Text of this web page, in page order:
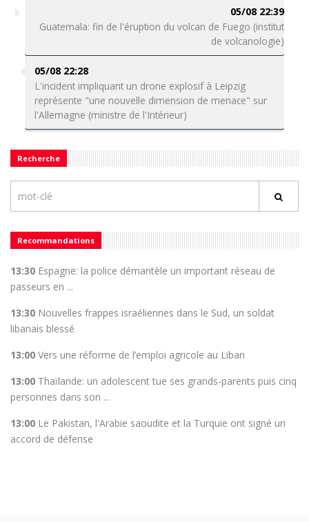
05/08 22:39
Guatemala: fin de l'éruption du volcan de Fuego (institut
de volcanologie)
05/08 22:28
L'incident impliquant un drone explosif à Leipzig
représente "une nouvelle dimension de menace" sur
l'Allemagne (ministre de l'Intérieur)
Recherche
Recommandations
13:30 Espagne: la police démantèle un important réseau de
passeurs en ...
13:30 Nouvelles frappes israéliennes dans le Sud, un soldat
libanais blessé
13:00 Vers une réforme de l’emploi agricole au Liban
13:00 Thaïlande: un adolescent tue ses grands-parents puis cinq
personnes dans son ...
13:00 Le Pakistan, l'Arabie saoudite et la Turquie ont signé un
accord de défense